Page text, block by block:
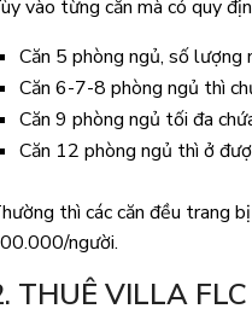
vào từng căn mà có quy
Căn 5 phòng ngủ, số
Căn 6-7-8 phòng ngủ thì
Căn 9 phòng ngủ tối đa
Căn 12 phòng ngủ thì ở
thì các căn đều trang
người.
THUÊ VILLA